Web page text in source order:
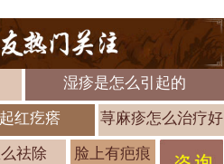
湿疹是怎么引起的
红疙瘩 荨麻疹怎么治疗好
祛除 脸上有疤痕